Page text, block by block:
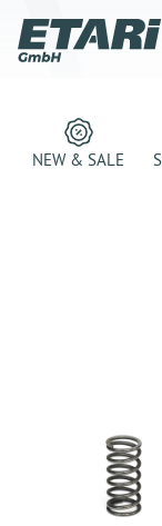
NEW & SALE